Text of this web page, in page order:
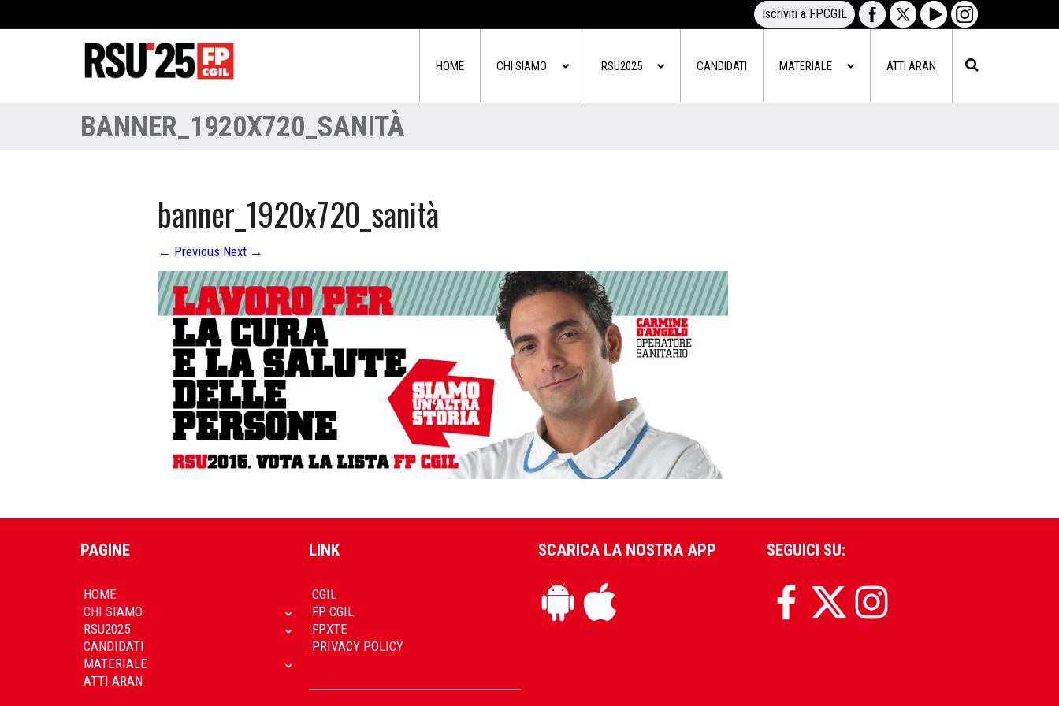
Iscriviti a FPCGIL
HOME CHI SIAMO RSU2025 CANDIDATI MATERIALE ATTI ARAN
BANNER_1920X720_SANITÀ
banner_1920x720_sanità
← Previous Next →
PAGINE
HOME
CHI SIAMO
RSU2025
CANDIDATI
MATERIALE
ATTI ARAN
LINK
CGIL
FP CGIL
FPXTE
PRIVACY POLICY
SCARICA LA NOSTRA APP SEGUICI SU: